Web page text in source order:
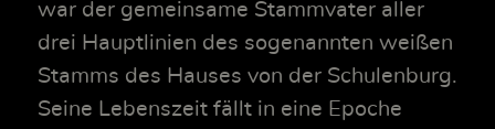
war der gemeinsame Stammvater aller
drei Hauptlinien des sogenannten weißen
Stamms des Hauses von der Schulenburg.
Seine Lebenszeit fällt in eine Epoche